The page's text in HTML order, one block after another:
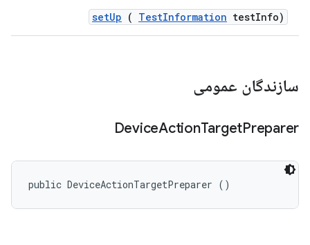
setUp ( TestInformation testInfo)
سازندگان عمومی
DeviceActionTargetPreparer
public DeviceActionTargetPreparer ()